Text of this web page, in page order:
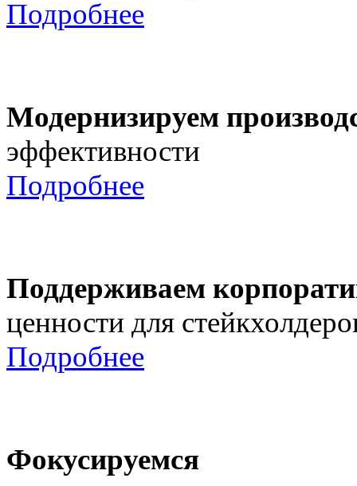
Подробнее
Модернизируем
эффективности
Подробнее
Поддерживаем
ценности для
Подробнее
Фокусируемся